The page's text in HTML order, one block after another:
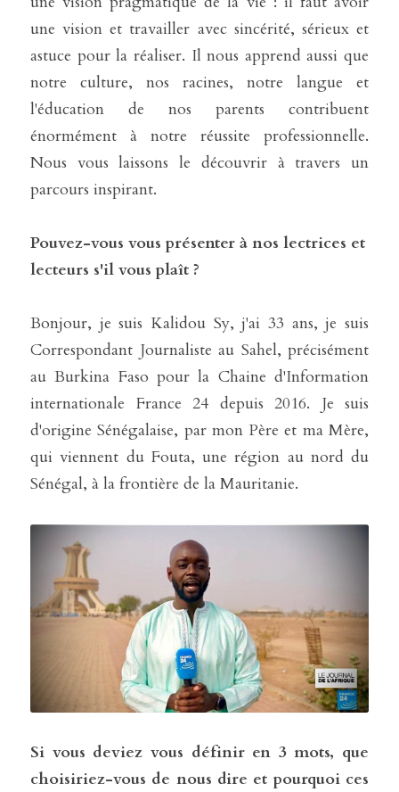
une vision et travailler avec sincérité, sérieux et
astuce pour la réaliser. Il nous apprend aussi que
notre culture, nos racines, notre langue et
l'éducation de nos parents contribuent
énormément à notre réussite professionnelle.
Nous vous laissons le découvrir à travers un
parcours inspirant.
Pouvez-vous vous présenter à nos lectrices et
lecteurs s'il vous plaît ?
Bonjour, je suis Kalidou Sy, j'ai 33 ans, je suis
Correspondant Journaliste au Sahel, précisément
au Burkina Faso pour la Chaine d'Information
internationale France 24 depuis 2016. Je suis
d'origine Sénégalaise, par mon Père et ma Mère,
qui viennent du Fouta, une région au nord du
Sénégal, à la frontière de la Mauritanie.
Si vous deviez vous définir en 3 mots, que
choisiriez-vous de nous dire et pourquoi ces